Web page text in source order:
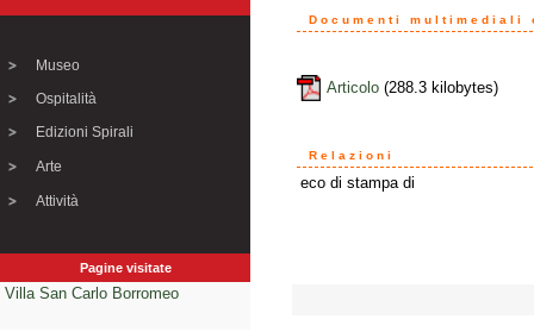
Museo
Ospitalità
Edizioni Spirali
Arte
Attività
Pagine visitate
Villa San Carlo Borromeo
Documenti multimediali
Articolo(288.3 kilobytes)
Relazioni
eco di stampa di